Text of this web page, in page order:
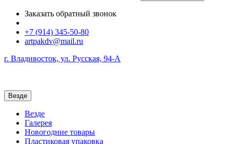
Заказать обратный звонок
+7 (914) 345-50-80
artpakdv@mail.ru
г. Владивосток, ул. Русская, 94-А
Везде
Везде
Галерея
Новогодние товары
Пластиковая упаковка